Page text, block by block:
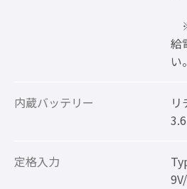
給
い。
内蔵バッテリー
リ
定格入力